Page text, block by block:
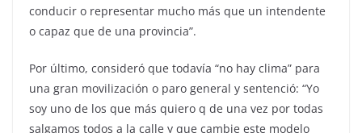
conducir o representar mucho más que un intendente
o capaz que de una provincia”.
Por último, consideró que todavía “no hay clima” para
una gran movilización o paro general y sentenció: “Yo
soy uno de los que más quiero q de una vez por todas
salgamos todos a la calle y que cambie este modelo